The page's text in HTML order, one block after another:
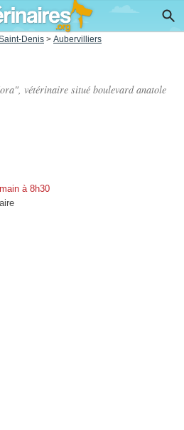
Denis > Aubervilliers
vétérinaire situé boulevard anatole
à 8h30